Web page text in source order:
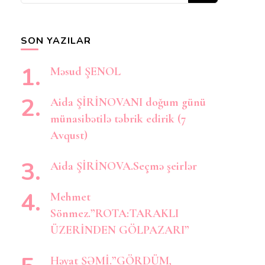
SON YAZILAR
Məsud ŞENOL
Aida ŞİRİNOVANI doğum günü
münasibətilə təbrik edirik (7
Avqust)
Aida ŞİRİNOVA.Seçmə şeirlər
Mehmet
Sönmez.”ROTA:TARAKLI
ÜZERİNDEN GÖLPAZARI”
Həyat ŞƏMİ.”GÖRDÜM,